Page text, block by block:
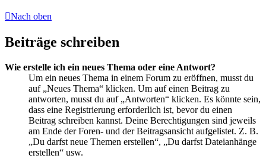
Nach oben
Beiträge schreiben
Wie erstelle ich ein neues Thema oder eine Antwort?
Um ein neues Thema in einem Forum zu eröffnen, musst du
auf „Neues Thema“ klicken. Um auf einen Beitrag zu
antworten, musst du auf „Antworten“ klicken. Es könnte sein,
dass eine Registrierung erforderlich ist, bevor du einen
Beitrag schreiben kannst. Deine Berechtigungen sind jeweils
am Ende der Foren- und der Beitragsansicht aufgelistet. Z. B.
„Du darfst neue Themen erstellen“, „Du darfst Dateianhänge
erstellen“ usw.